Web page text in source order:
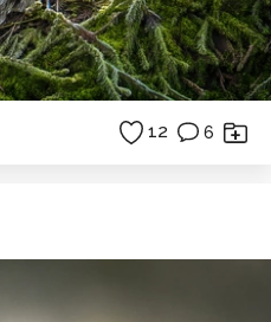
12 6